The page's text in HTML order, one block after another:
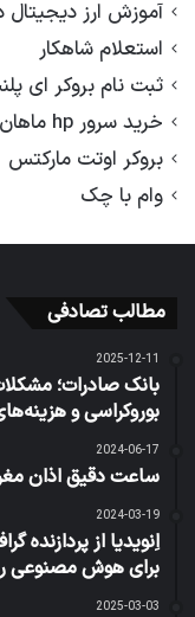
آموزش ارز
استعلام شاهکار
ثبت نام بروکر ای
خرید سرور hp ماهان
بروکر اوتت مارکتس
وام با چک
مطالب تصادفی
2025-12-11
بانک صادرات؛
بوروکراسی و
2024-06-17
ساعت دقیق اذان مغرب
2024-03-19
اِنویدیا از پردازنده
برای هوش مصنوعی
2025-03-03